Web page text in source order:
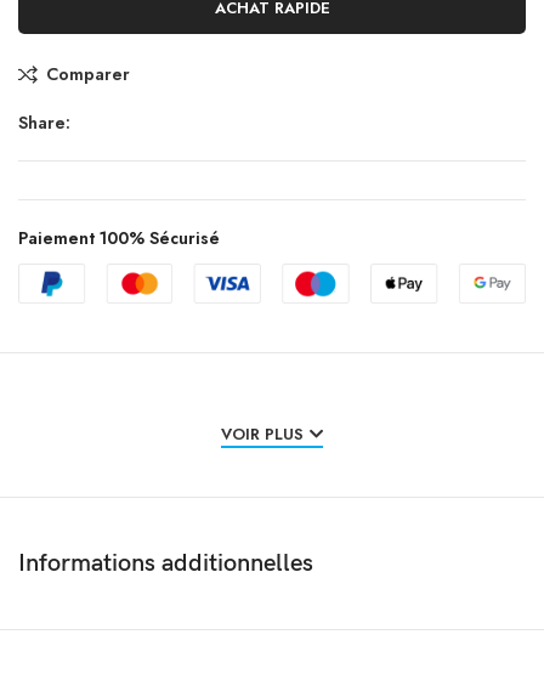
ACHAT RAPIDE
Comparer
Share:
Paiement 100% Sécurisé
VOIR PLUS
Informations additionnelles